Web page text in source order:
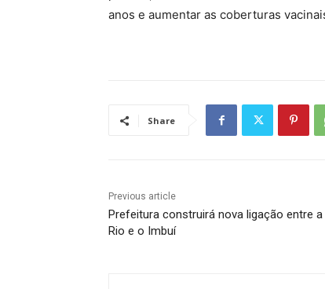
anos e aumentar as coberturas
Share
Previous article
Prefeitura construirá nova ligação entre
Rio e o Imbuí